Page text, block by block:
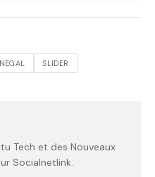
SLIDER
Tech et des Nouveaux
Socialnetlink.